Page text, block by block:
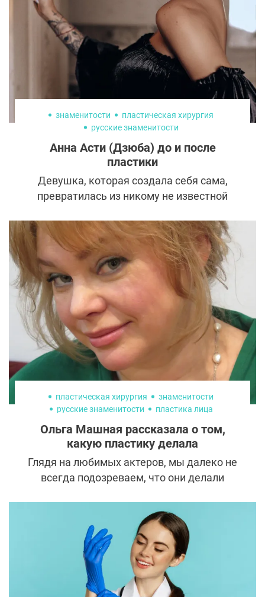
Интернете.
знаменитости
пластическая хирургия
русские знаменитости
Анна Асти (Дзюба) до и после
пластики
Девушка, которая создала себя сама,
превратилась из никому не известной
сексуального кумира миллионов. Анна
Дзюба, больше известная как Анна Асти,
идет напролом к своим мечтам и не
стесняется использовать для достижения
успеха современные методики
пластической хирургии.
пластическая хирургия
знаменитости
русские знаменитости
пластика лица
Ольга Машная рассказала о том,
какую пластику делала
Глядя на любимых актеров, мы далеко не
всегда подозреваем, что они делали
находят в себе смелость честно
рассказать о проделанных операциях,
особенно неудачных. Хороший пример —
история звезды фильма «Гардемарины,
вперед!» Ольги Машной.